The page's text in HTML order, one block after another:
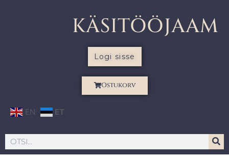
KÄSITÖÖJAAM
Logi sisse
Ostukorv
EN ET